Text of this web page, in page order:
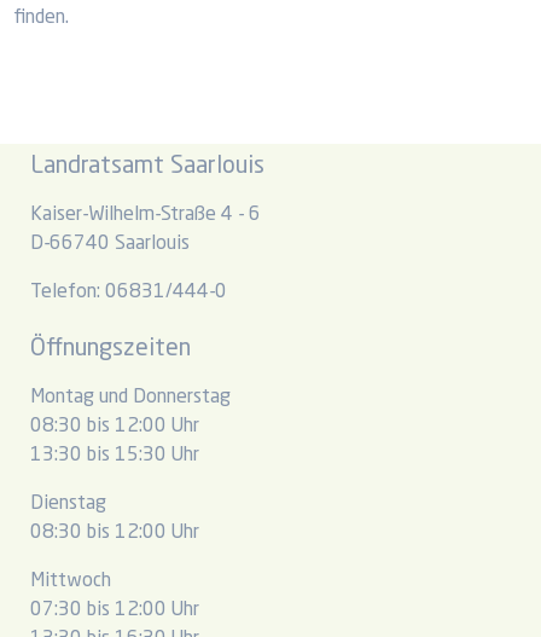
finden.
Landratsamt Saarlouis
Kaiser-Wilhelm-Straße 4 - 6
D-66740 Saarlouis
Telefon: 06831/444-0
Öffnungszeiten
Montag und Donnerstag
08:30 bis 12:00 Uhr
13:30 bis 15:30 Uhr
Dienstag
08:30 bis 12:00 Uhr
Mittwoch
07:30 bis 12:00 Uhr